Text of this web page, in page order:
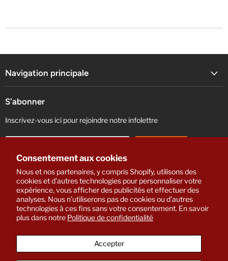
Consentement aux cookies
Nous et nos partenaires, y compris Shopify, utilisons des
cookies et d’autres technologies pour personnaliser votre
expérience, vous afficher des publicités et effectuer des
analyses. Nous n’utiliserons pas de cookies ou d’autres
technologies à ces fins sans votre consentement. En savoir
plus dans notre Politique de confidentialité
Accepter
Navigation principale
S'abonner
Inscrivez-vous ici pour rejoindre notre infolettre
Suivez-nous
Trouvez-
nous